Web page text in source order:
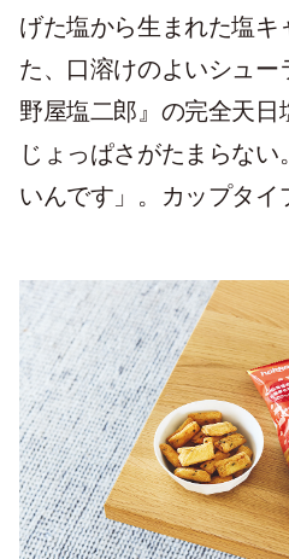
げた塩から生まれた塩
た、口溶けのよいシュー
野屋塩二郎』の完全天
じょっぱさがたまらな
いんです」。カップタイ